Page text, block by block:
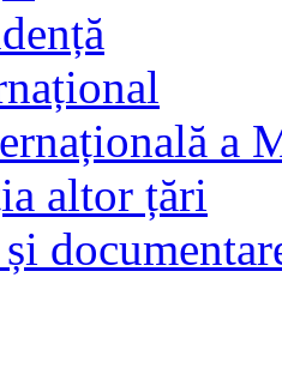
a
altor țări